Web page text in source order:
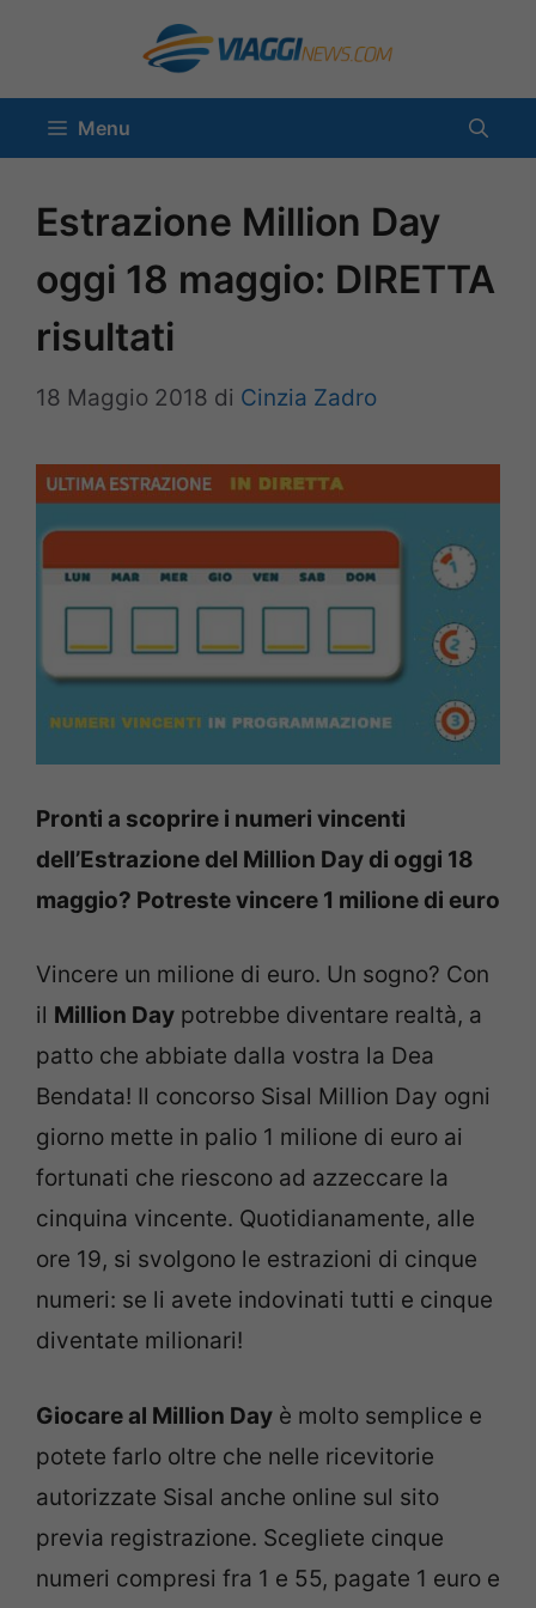
contenuto
Menu
Estrazione Million Day
oggi 18 maggio: DIRETTA
risultati
18 Maggio 2018 di Cinzia Zadro
Pronti a scoprire i numeri vincenti
dell’Estrazione del Million Day di oggi 18
maggio? Potreste vincere 1 milione di euro
Vincere un milione di euro. Un sogno? Con
il Million Day potrebbe diventare realtà, a
patto che abbiate dalla vostra la Dea
Bendata! Il concorso Sisal Million Day ogni
giorno mette in palio 1 milione di euro ai
fortunati che riescono ad azzeccare la
cinquina vincente. Quotidianamente, alle
ore 19, si svolgono le estrazioni di cinque
numeri: se li avete indovinati tutti e cinque
diventate milionari!
Giocare al Million Day è molto semplice e
potete farlo oltre che nelle ricevitorie
autorizzate Sisal anche online sul sito
previa registrazione. Scegliete cinque
numeri compresi fra 1 e 55, pagate 1 euro e